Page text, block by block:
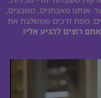
אנחנו מאבחנים, משבצים,
מפת דרכים שמשלבת את
רוצים להגיע אליו